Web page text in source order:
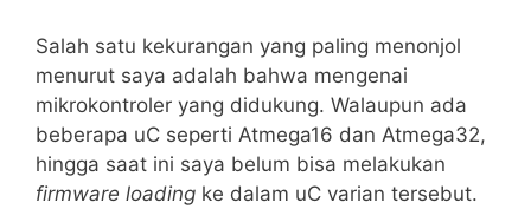
Salah satu kekurangan yang paling menonjol
menurut saya adalah bahwa mengenai
mikrokontroler yang didukung. Walaupun ada
beberapa uC seperti Atmega16 dan Atmega32,
hingga saat ini saya belum bisa melakukan
firmware loading ke dalam uC varian tersebut.